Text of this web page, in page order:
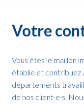
Votre
Vous êtes le maillon
établie et contribuez
départements
de nos client·e·s.